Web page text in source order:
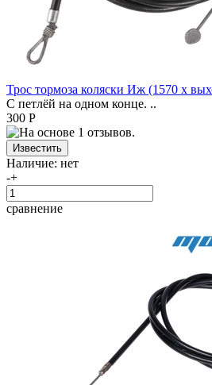
Трос тормоза коляски Иж (1570 x
С петлёй на одном конце. ..
300 Р
Наличие: нет
-+
сравнение